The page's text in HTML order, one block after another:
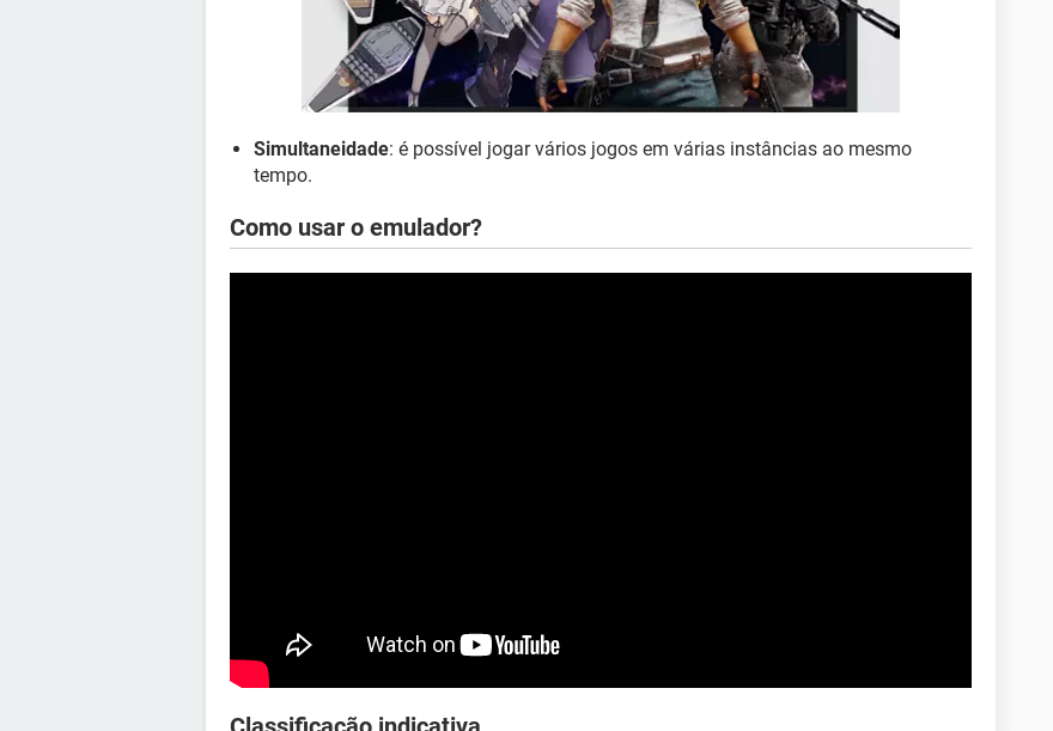
Simultaneidade: é possível jogar vários jogos em várias instâncias ao mesmo
tempo.
Como usar o emulador?